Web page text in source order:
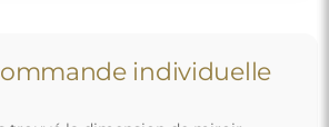
individuelle